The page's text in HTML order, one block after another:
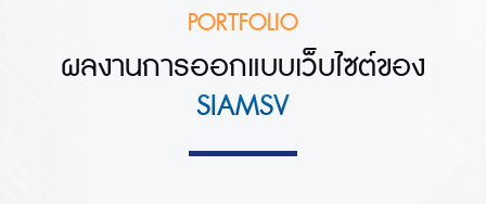
PORTFOLIO
ผลงานการออกแบบเว็บไซต์ของ
SIAMSV